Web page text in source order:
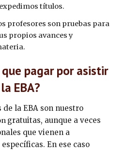
títulos.
profesores son pruebas para
propios avances y
pagar por asistir
EBA?
la EBA son nuestro
gratuitas, aunque a veces
que vienen a
En ese caso